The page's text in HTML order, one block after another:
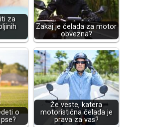
za
Zakaj je čelada za motor
obvezna?
o
Že veste, katera
motoristična čelada je
prava za vas?